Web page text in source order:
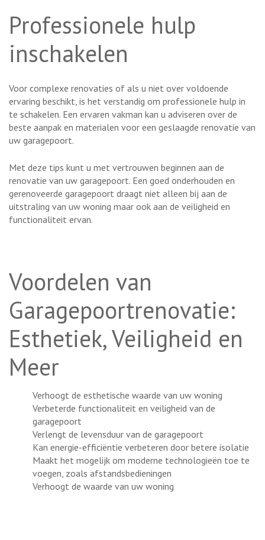
Professionele hulp
inschakelen
Voor complexe renovaties of als u niet over voldoende
ervaring beschikt, is het verstandig om professionele hulp in
te schakelen. Een ervaren vakman kan u adviseren over de
beste aanpak en materialen voor een geslaagde renovatie van
uw garagepoort.
Met deze tips kunt u met vertrouwen beginnen aan de
renovatie van uw garagepoort. Een goed onderhouden en
gerenoveerde garagepoort draagt niet alleen bij aan de
uitstraling van uw woning maar ook aan de veiligheid en
functionaliteit ervan.
Voordelen van
Garagepoortrenovatie:
Esthetiek, Veiligheid en
Meer
Verhoogt de esthetische waarde van uw woning
Verbeterde functionaliteit en veiligheid van de
garagepoort
Verlengt de levensduur van de garagepoort
Kan energie-efficiëntie verbeteren door betere isolatie
Maakt het mogelijk om moderne technologieën toe te
voegen, zoals afstandsbedieningen
Verhoogt de waarde van uw woning